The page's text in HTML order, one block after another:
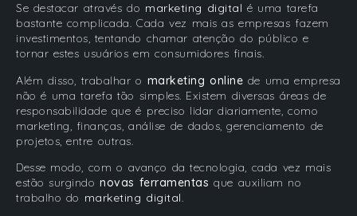
Se destacar através do marketing digital é uma tarefa
bastante complicada. Cada vez mais as empresas fazem
investimentos, tentando chamar atenção do público e
tornar estes usuários em consumidores finais.
Além disso, trabalhar o marketing online de uma empresa
não é uma tarefa tão simples. Existem diversas áreas de
responsabilidade que é preciso lidar diariamente, como
marketing, finanças, análise de dados, gerenciamento de
projetos, entre outras.
Desse modo, com o avanço da tecnologia, cada vez mais
estão surgindo novas ferramentas que auxiliam no
trabalho do marketing digital.